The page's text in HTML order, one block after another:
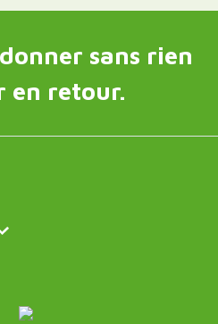
sans rien
en retour.